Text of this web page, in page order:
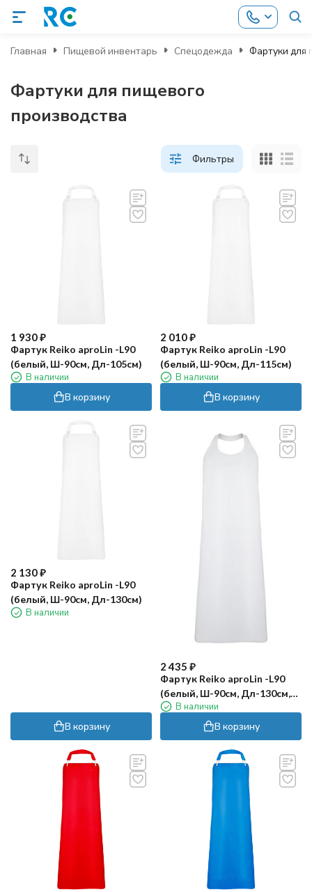
Главная Пищевой инвентарь Спецодежда Фартуки для
Фартуки для пищевого
производства
Фильтры
1 930₽
Фартук Reiko aproLin -L90
(белый, Ш-90см, Дл-105см)
В наличии
В корзину
2 010₽
Фартук Reiko aproLin -L90
(белый, Ш-90см, Дл-115см)
В наличии
В корзину
2 130₽
Фартук Reiko aproLin -L90
(белый, Ш-90см, Дл-130см)
В наличии
В корзину
2 435 ₽
Фартук Reiko aproLin -L90
(белый, Ш-90см, Дл-130см,
LNVM)В наличии
В корзину